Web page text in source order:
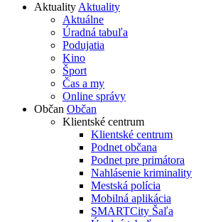
AktualityAktuality
Aktuálne
Úradná tabuľa
Podujatia
Kino
Šport
Čas a my
Online správy
Občan Občan
Klientské centrum
Klientské centrum
Podnet občana
Podnet pre primátora
Nahlásenie kriminality
Mestská polícia
Mobilná aplikácia
SMARTCity Šaľa